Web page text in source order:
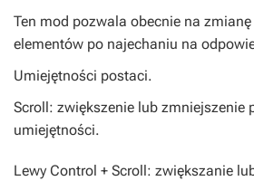
Ten mod pozwala obecnie na
elementów po najechaniu na
Umiejętności postaci.
Scroll: zwiększenie lub zmniejszenie
umiejętności.
Lewy Control + Scroll: zwiększanie